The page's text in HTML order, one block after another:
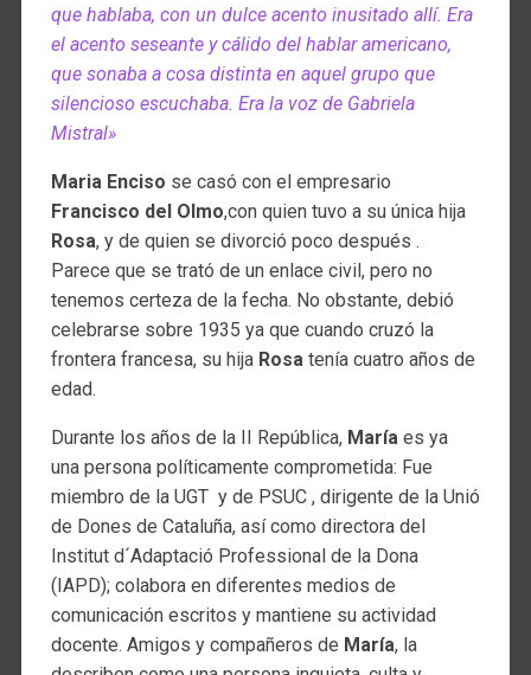
que hablaba, con un dulce acento inusitado allí. Era
el acento seseante y cálido del hablar americano,
que sonaba a cosa distinta en aquel grupo que
silencioso escuchaba. Era la voz de Gabriela
Mistral»
Maria Enciso se casó con el empresario
Francisco del Olmo,con quien tuvo a su única hija
Rosa, y de quien se divorció poco después .
Parece que se trató de un enlace civil, pero no
tenemos certeza de la fecha. No obstante, debió
celebrarse sobre 1935 ya que cuando cruzó la
frontera francesa, su hija Rosa tenía cuatro años de
edad.
Durante los años de la II República, María es ya
una persona políticamente comprometida: Fue
miembro de la UGT y de PSUC , dirigente de la Unió
de Dones de Cataluña, así como directora del
Institut d´Adaptació Professional de la Dona
(IAPD); colabora en diferentes medios de
comunicación escritos y mantiene su actividad
docente. Amigos y compañeros de María, la